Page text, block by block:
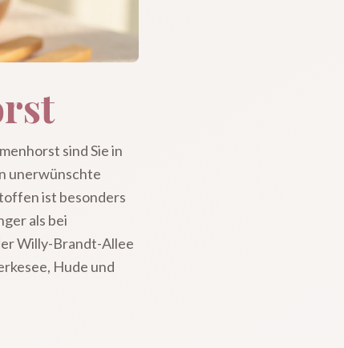
sind Sie in
unerwünschte
ist besonders
als bei
Willy-Brandt-Allee
Hude und